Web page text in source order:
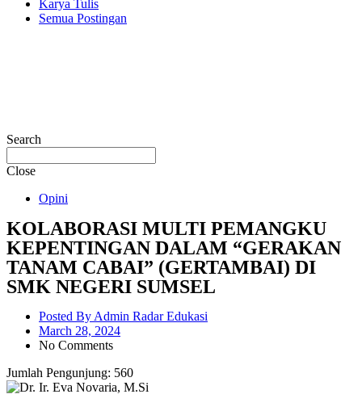
Karya Tulis
Semua Postingan
Search
Close
Opini
KOLABORASI MULTI PEMANGKU
KEPENTINGAN DALAM “GERAKAN
TANAM CABAI” (GERTAMBAI) DI
SMK NEGERI SUMSEL
Posted By Admin Radar Edukasi
March 28, 2024
No Comments
Jumlah Pengunjung: 560